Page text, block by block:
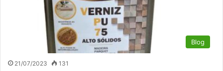
Blog
21/07/2023 131